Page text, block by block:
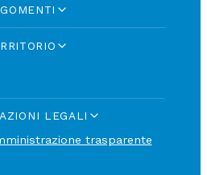
LEGALI
trasparente